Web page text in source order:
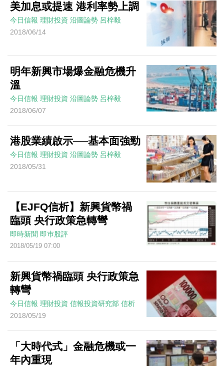
美加息或提速 港利率勢上調
今日信報 理財投資 沿圖論勢 呂梓毅
2018/06/14
明年新興市場爆金融危機升
溫
今日信報 理財投資 沿圖論勢 呂梓毅
2018/06/07
港股業績啟示──基本面強勁
今日信報 理財投資 沿圖論勢 呂梓毅
2018/05/31
【EJFQ信析】新興貨幣禍
臨頭 央行政策急轉彎
即時新聞 即巿股評
2018/05/19 07:00
新興貨幣禍臨頭 央行政策急
轉彎
今日信報 理財投資 信報投資研究部 信析
2018/05/19
「大時代式」金融危機或一
年內重現